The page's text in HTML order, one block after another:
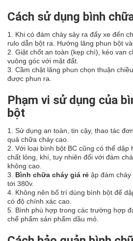
Cách sử dụng bình
1. Khi có đám cháy sảy ra đẩy xe đến
rulo dẫn bột ra. Hướng lăng phun bột
2. Giật chốt an toàn (kẹp chì), kéo van
vuông góc với mặt đất.
3. Cầm chặt lăng phun chọn thuận
được phun ra.
Phạm vi sử dụng của
bột
1. Sử dụng an toàn, tin cậy, thao tác
quả chữa cháy cao.
2. Với loại bình bột BC cũng có thể dập
chất lỏng, khí, tuy nhiên đối với đám
không cao.
3. Bình chữa cháy giá rẻ ập đám
tới 380v.
4. Không nên bố trí dùng bình bột để
có độ chính xác cao.
5. Bình phù hợp trong các trường hợp
chế phẩm sản phẩm dầu mỏ.